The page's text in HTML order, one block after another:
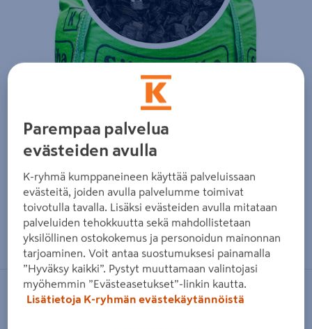
Zoomaa kuvaa sormilla kosketusnäytöllä
SIISTI PIHA
Parempaa palvelua
evästeiden avulla
K-ryhmä kumppaneineen käyttää palveluissaan
evästeitä, joiden avulla palvelumme toimivat
toivotulla tavalla. Lisäksi evästeiden avulla mitataan
palveluiden tehokkuutta sekä mahdollistetaan
yksilöllinen ostokokemus ja personoidun mainonnan
tarjoaminen. Voit antaa suostumuksesi painamalla
”Hyväksy kaikki”. Pystyt muuttamaan valintojasi
myöhemmin ”Evästeasetukset”-linkin kautta.
Lisätietoja K-ryhmän evästekäytännöistä